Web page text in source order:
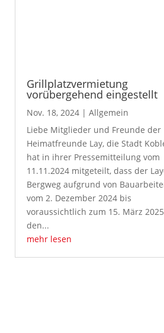
Grillplatzvermietung
vorübergehend eingestellt
Nov. 18, 2024| Allgemein
Liebe Mitglieder und Freunde der
Heimatfreunde Lay, die Stadt
hat in ihrer Pressemitteilung vom
11.11.2024 mitgeteilt, dass der
Bergweg aufgrund von
vom 2. Dezember 2024 bis
voraussichtlich zum 15. März
den...
mehr lesen